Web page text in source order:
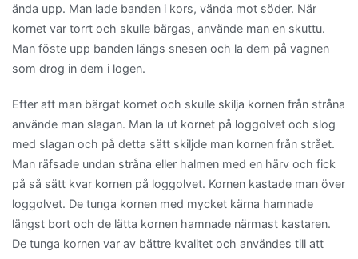
ända upp. Man lade banden i kors, vända mot söder. När
kornet var torrt och skulle bärgas, använde man en skuttu.
Man föste upp banden längs snesen och la dem på vagnen
som drog in dem i logen.
Efter att man bärgat kornet och skulle skilja kornen från stråna
använde man slagan. Man la ut kornet på loggolvet och slog
med slagan och på detta sätt skiljde man kornen från strået.
Man räfsade undan stråna eller halmen med en härv och fick
på så sätt kvar kornen på loggolvet. Kornen kastade man över
loggolvet. De tunga kornen med mycket kärna hamnade
längst bort och de lätta kornen hamnade närmast kastaren.
De tunga kornen var av bättre kvalitet och användes till att